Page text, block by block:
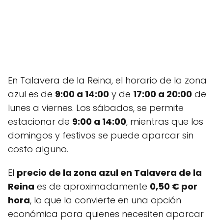
En Talavera de la Reina, el horario de la zona
azul es de 9:00 a 14:00 y de 17:00 a 20:00 de
lunes a viernes. Los sábados, se permite
estacionar de 9:00 a 14:00, mientras que los
domingos y festivos se puede aparcar sin
costo alguno.
El precio de la zona azul en Talavera de la
Reina es de aproximadamente 0,50 € por
hora, lo que la convierte en una opción
económica para quienes necesiten aparcar